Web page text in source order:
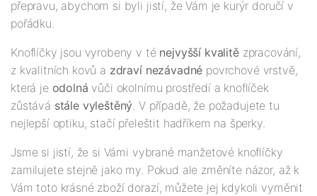
přepravu, abychom si byli jistí, že Vám je kurýr doručí v
pořádku.
Knoflíčky jsou vyrobeny v té nejvyšší kvalitězpracování,
z kvalitních kovů a zdraví nezávadné povrchové vrstvě,
která je odolná vůči okolnímu prostředí a knoflíček
zůstává stále vyleštěný. V případě, že požadujete tu
nejlepší optiku, stačí přeleštit hadříkem na šperky.
Jsme si jistí, že si Vámi vybrané manžetové knoflíčky
zamilujete stejně jako my. Pokud ale změníte názor, až k
Vám toto krásné zboží dorazí, můžete jej kdykoli vyměnit